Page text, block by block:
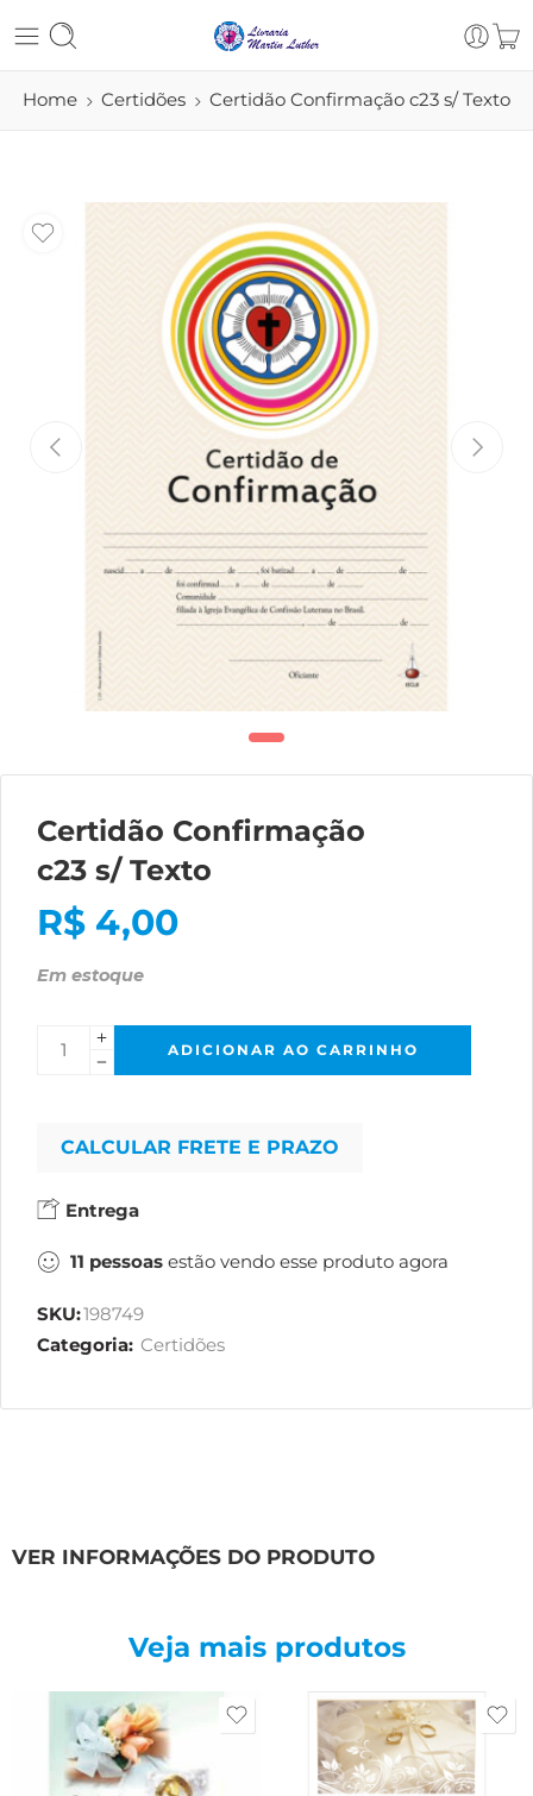
Home Certidões Certidão Confirmação c23 s/ Texto
Certidão Confirmação
c23 s/ Texto
R$ 4,00
Em estoque
ADICIONAR AO CARRINHO
CALCULAR FRETE E PRAZO
Entrega
11 pessoas estão vendo esse produto agora
SKU:198749
Categoria: Certidões
VER INFORMAÇÕES DO PRODUTO
Veja mais produtos